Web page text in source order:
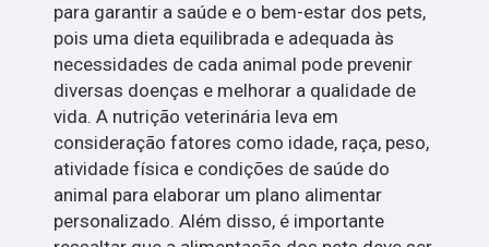
para garantir a saúde e o bem-estar dos pets,
pois uma dieta equilibrada e adequada às
necessidades de cada animal pode prevenir
diversas doenças e melhorar a qualidade de
vida. A nutrição veterinária leva em
consideração fatores como idade, raça, peso,
atividade física e condições de saúde do
animal para elaborar um plano alimentar
personalizado. Além disso, é importante